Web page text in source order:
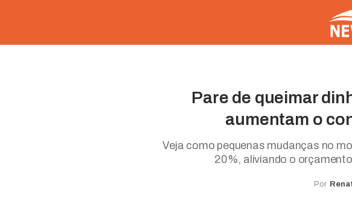
Pare de queimar
aumentam o
Veja como pequenas mudanças no
20%, aliviando o
Por